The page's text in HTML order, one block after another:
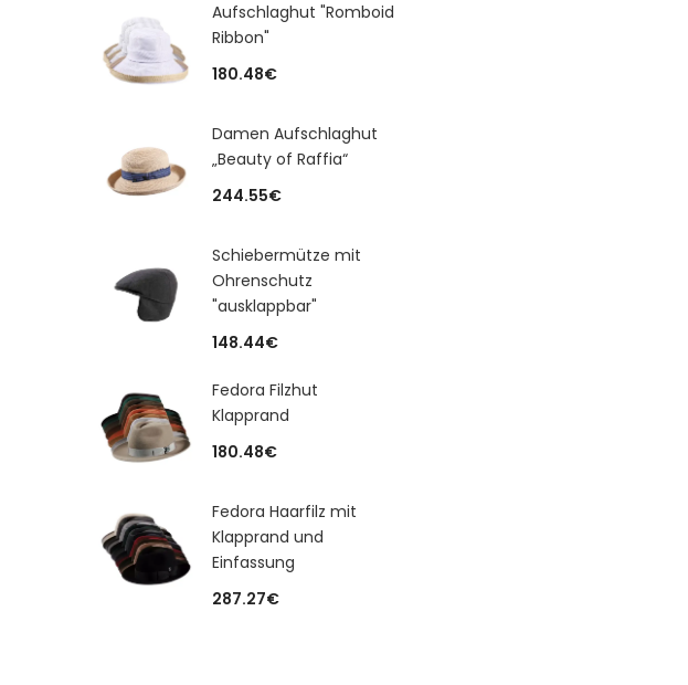
Aufschlaghut "Romboid
Ribbon"
180.48€
Damen Aufschlaghut
„Beauty of Raffia“
244.55€
Schiebermütze mit
Ohrenschutz
"ausklappbar"
148.44€
Fedora Filzhut
Klapprand
180.48€
Fedora Haarfilz mit
Klapprand und
Einfassung
287.27€